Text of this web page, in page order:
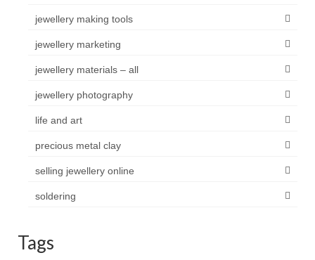
jewellery making tools
jewellery marketing
jewellery materials – all
jewellery photography
life and art
precious metal clay
selling jewellery online
soldering
Tags